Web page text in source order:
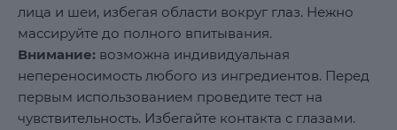
лица и шеи, избегая области вокруг глаз. Нежно
массируйте до полного впитывания.
Внимание: возможна индивидуальная
непереносимость любого из ингредиентов. Перед
первым использованием проведите тест на
чувствительность. Избегайте контакта с глазами.